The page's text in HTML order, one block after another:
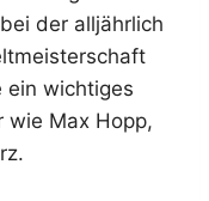
der alljährlich
ein wichtiges
wie Max Hopp,